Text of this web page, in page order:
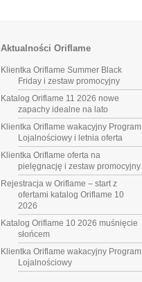
Aktualności Oriflame
Klientka Oriflame Summer Black
Friday i zestaw promocyjny
Katalog Oriflame 11 2026 nowe
zapachy idealne na lato
Klientka Oriflame wakacyjny Program
Lojalnościowy i letnia oferta
Klientka Oriflame oferta na
pielęgnację i zestaw promocyjny
Rejestracja w Oriflame – start z
ofertami katalog Oriflame 10
2026
Katalog Oriflame 10 2026 muśnięcie
słońcem
Klientka Oriflame wakacyjny Program
Lojalnościowy